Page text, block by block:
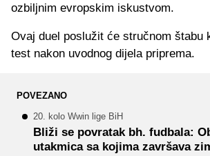
ozbiljnim evropskim iskustvom.
Ovaj duel poslužit će stručnom štabu
test nakon uvodnog dijela priprema.
POVEZANO
20. kolo Wwin lige BiH
Bliži se povratak bh. fudbala:
utakmica sa kojima završava